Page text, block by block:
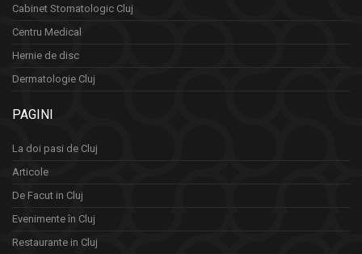
Cabinet Stomatologic Cluj
Centru Medical
Hernie de disc
Dermatologie Cluj
PAGINI
La doi pasi de Cluj
Articole
De Facut in Cluj
Evenimente în Cluj
Restaurante in Cluj